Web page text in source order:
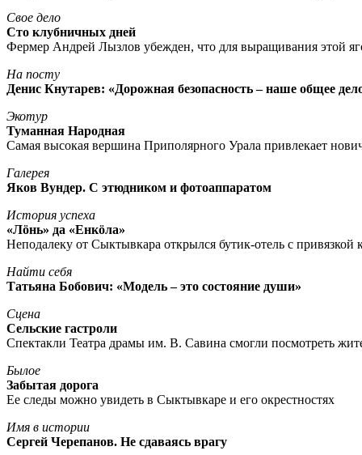
Свое дело
Сто клубничных дней
Фермер Андрей Лызлов убежден, что для выращивания этой
На посту
Денис Кнутарев: «Дорожная безопасность – наше общее
Экотур
Туманная Народная
Самая высокая вершина Приполярного Урала привлекает
Галерея
Яков Вундер. С этюдником и фотоаппаратом
История успеха
«Лöнь» да «Енкöла»
Неподалеку от Сыктывкара открылся бутик-отель с привязкой
Найти себя
Татьяна Бобович: «Модель – это состояние души»
Сцена
Сельские гастроли
Спектакли Театра драмы им. В. Савина смогли посмотреть
Былое
Забытая дорога
Ее следы можно увидеть в Сыктывкаре и его окрестностях
Имя в истории
Сергей Черепанов. Не сдаваясь врагу